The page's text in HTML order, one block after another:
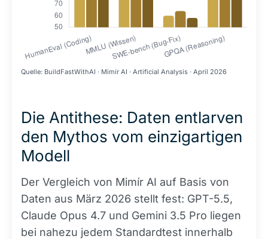
Quelle: BuildFastWithAI · Mimír AI · Artificial Analysis · April 2026
Die Antithese: Daten entlarven
den Mythos vom einzigartigen
Modell
Der Vergleich von Mimír AI auf Basis von
Daten aus März 2026 stellt fest: GPT-5.5,
Claude Opus 4.7 und Gemini 3.5 Pro liegen
bei nahezu jedem Standardtest innerhalb